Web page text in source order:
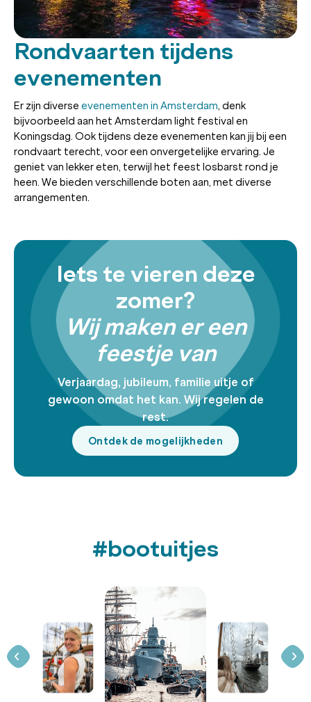
Rondvaarten tijdens
evenementen
Er zijn diverse evenementen in Amsterdam, denk
bijvoorbeeld aan het Amsterdam light festival en
Koningsdag. Ook tijdens deze evenementen kan jij bij een
rondvaart terecht, voor een onvergetelijke ervaring. Je
geniet van lekker eten, terwijl het feest losbarst rond je
heen. We bieden verschillende boten aan, met diverse
arrangementen.
Iets te vieren deze
zomer?
Wij maken er een
feestje van
Verjaardag, jubileum, familie uitje of
gewoon omdat het kan. Wij regelen de
rest.
Ontdek de mogelijkheden
#bootuitjes